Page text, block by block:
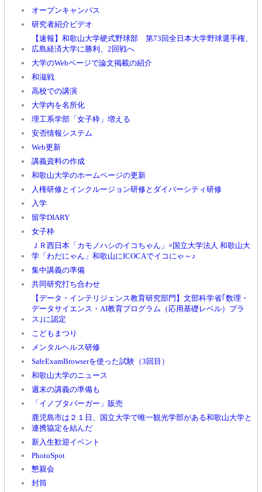
オープンキャンパス
研究者紹介ビデオ
【速報】和歌山大学硬式野球部 第73回全日本大学野球選手権、
広島経済大学に勝利、2回戦へ
大学のWebページで論文掲載の紹介
和滋戦
高校での講演
大学内を名所化
理工系学部「女子枠」増える
安否情報システム
Web更新
講義資料の作成
和歌山大学のホームページの更新
人権研修とインクルージョン研修とダイバーシティ研修
入学
留学DIARY
女子枠
ＪＲ西日本「カモノハシのイコちゃん」×国立大学法人 和歌山大
学「わだにゃん」和歌山にICOCAでイコにゃ～♪
集中講義の準備
共同研究打ち合わせ
【データ・インテリジェンス教育研究部門】文部科学省｢数理・
データサイエンス・AI教育プログラム（応用基礎レベル）プラ
ス｣に認定
こどもまつり
メンタルヘルス研修
SafeExamBrowserを使った試験（3回目）
和歌山大学のニュース
週末の講義の準備も
「イノブタバーガー」販売
鹿児島市は２１日、国立大学で唯一観光学部がある和歌山大学と
連携協定を結んだ
新入生歓迎イベント
PhotoSpot
懇親会
封筒